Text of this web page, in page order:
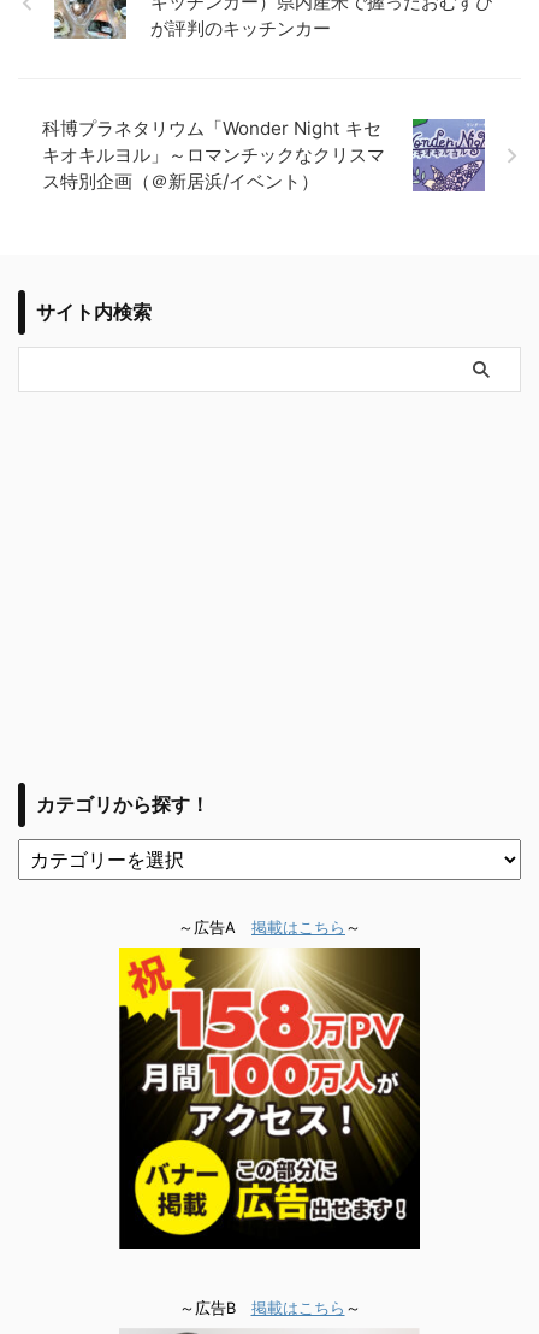
が評判のキッチンカー
科博プラネタリウム「Wonder Night キセ
キオキルヨル」～ロマンチックなクリスマ
ス特別企画（＠新居浜/イベント）
サイト内検索
カテゴリから探す！
～広告A 掲載はこちら ～
～広告B 掲載はこちら ～